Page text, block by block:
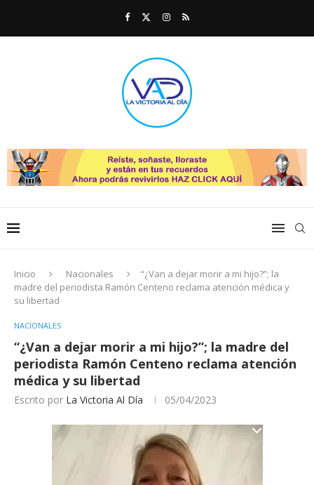
Inicio Nacionales
“¿Van a dejar morir a mi hijo?”; la
madre del periodista Ramón Centeno reclama atención médica y
su libertad
NACIONALES
“¿Van a dejar morir a mi hijo?”; la madre del
periodista Ramón Centeno reclama atención
médica y su libertad
Escrito por La Victoria Al Día 05/04/2023